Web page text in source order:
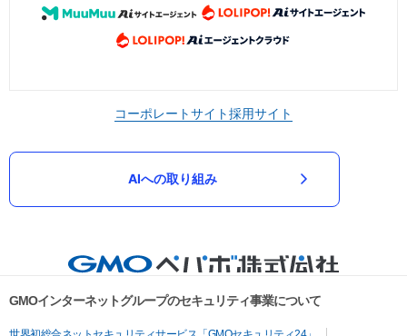
コーポレートサイト採用サイト
AIへの取り組み
GMOインターネットグループのセキュリティ事業について